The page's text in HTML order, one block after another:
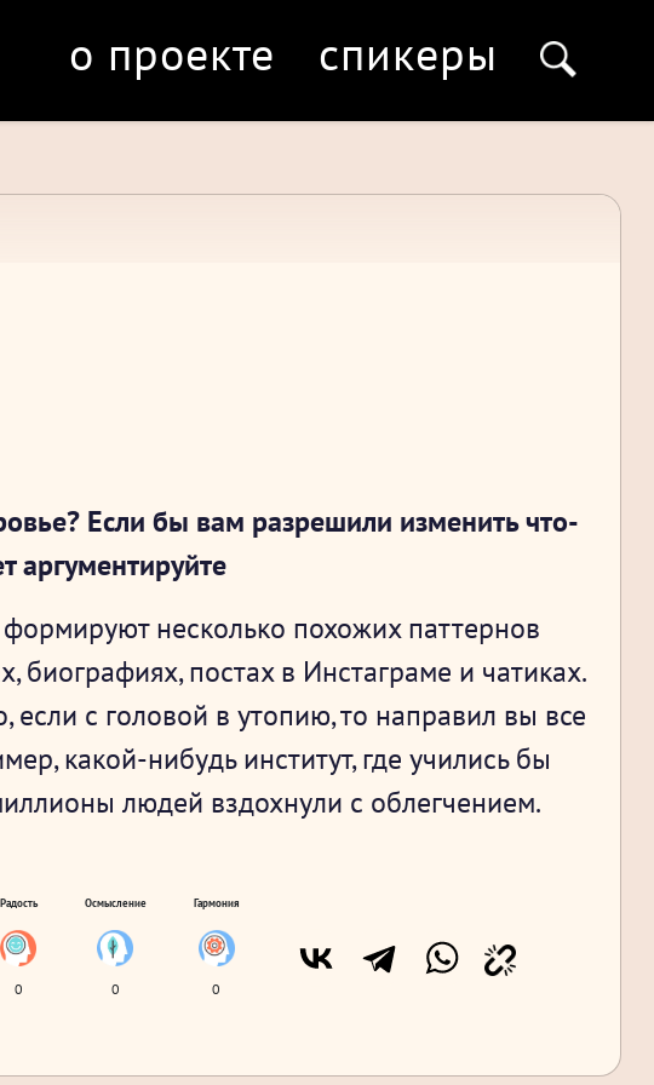
о проекте спикеры
Если бы вам разрешили изменить что-
аргументируйте
несколько похожих паттернов
постах в Инстаграме и чатиках.
с головой в утопию, то направил вы все
какой-нибудь институт, где учились бы
людей вздохнули с облегчением.
Радость
0
Осмысление
0
Гармония
0